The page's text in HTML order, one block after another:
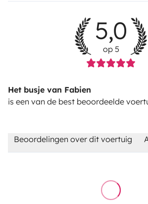
5,0
op 5
Het busje van Fabien
is een van de best beoordeelde
Beoordelingen over dit voertuig